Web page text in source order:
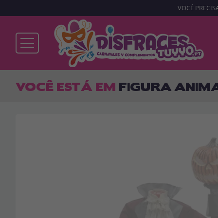
Já sou cliente
VOCÊ
VOCÊ ESTÁ EM FIGURA